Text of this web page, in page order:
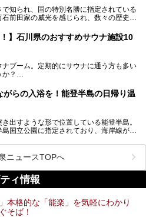
温泉物語 あわづグランドホテルのPR記事
気楽なフェスはないかな、と探してたらあ
ス 2017」が石川県・山代温泉の瑠璃光を
！
いうことでしょう！！
で知られ、国の特別名勝に指定されている
前田家の威光を感じられ、数々の歴史的
人気の観光地の1つです。北陸新幹線で東
分と、首都圏からアクセスしやすい立地も
温泉もぜひ楽しみたいところ。金沢エリア
ー銭湯をご紹介します。
！】石川県のおすすめサウナ施設10
ナブーム。定期的にサウナに通う方も多い
？
ナによく行く人もこれから楽しむ人も格安
を紹介します。
すよ。
がらの入浴を！能登半島の日帰り温
出すような形で位置している能登半島。
国立公園に指定されており、海岸線が作
メですが、ドライブの際にぜひ一緒に楽
いのが温泉です。絶景を眺めながらつかる
！ 今回はそんな能登の温泉を5つご紹介
ニュースTOPへ
ィ情報
本格的な「能楽」を気軽にわかり
そば！